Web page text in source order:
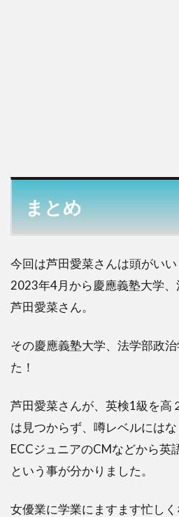
まとめ
今回は芦田愛菜さんは頭がいい
2023年4月から慶應義塾大学
芦田愛菜さん。
その慶應義塾大学、法学部政
た！
芦田愛菜さんが、英検1級を高
は見つからず、噂レベルにはな
ECCジュニアのCMなどから英
という事が分かりました。
女優業に学業にますます忙し